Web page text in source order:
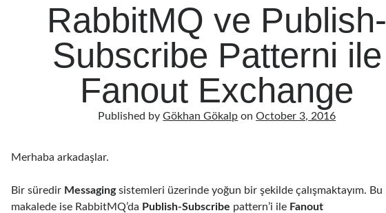
RabbitMQ ve Publish-
Subscribe Patterni ile
Fanout Exchange
Published byGökhan Gökalp onOctober 3, 2016
Merhaba arkadaşlar.
Bir süredir Messagingsistemleri üzerinde yoğun bir şekilde çalışmaktayım. Bu
makalede ise RabbitMQ’da Publish-Subscribe pattern’i ile Fanout